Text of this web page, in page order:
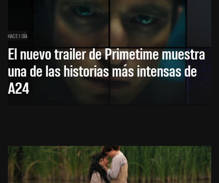
HACE 1 DÍA
El nuevo trailer de Primetime muestra
una de las historias más intensas de
A24